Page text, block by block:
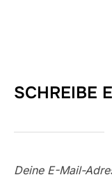
SCHREIBE
Deine E-Mail-